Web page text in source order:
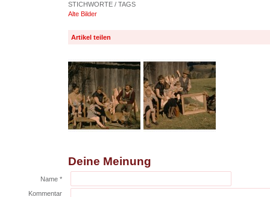
STICHWORTE / TAGS
Alte Bilder
Artikel teilen
Deine Meinung
Name *
Kommentar